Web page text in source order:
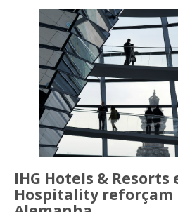
IHG Hotels & Resorts
Hospitality reforçam